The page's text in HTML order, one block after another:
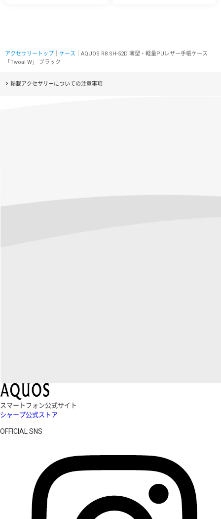
アクセサリートップ ケース ｜AQUOS R8 SH-52D 薄型・軽量PUレザー手帳ケース
「Twoal W」 ブラック
掲載アクセサリーについての注意事項
スマートフォン公式サイト
シャープ公式ストア
OFFICIAL SNS